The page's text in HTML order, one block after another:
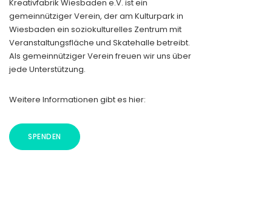
Kreativfabrik Wiesbaden e.V. ist ein
gemeinnütziger Verein, der am Kulturpark in
Wiesbaden ein soziokulturelles Zentrum mit
Veranstaltungsfläche und Skatehalle betreibt.
Als gemeinnütziger Verein freuen wir uns über
jede Unterstützung.
Weitere Informationen gibt es hier:
SPENDEN